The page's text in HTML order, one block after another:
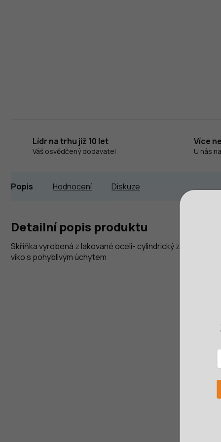
Lídr na trhu již 10 let
Váš osvědčený dodavatel
Více
U nás
Popis Hodnocení Diskuze
Detailní popis produktu
Skříňka vyrobená z lakované oceli- cylindrický zámek-
víko s pohyblivým úchytem